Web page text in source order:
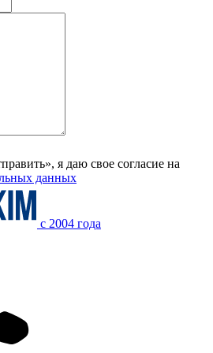
я даю свое согласие на
данных
c 2004 года